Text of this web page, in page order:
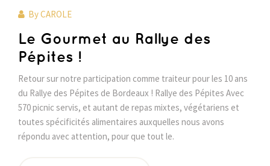
ByCAROLE
Le Gourmet au Rallye des
Pépites !
Retour sur notre participation comme traiteur pour les 10 ans
du Rallye des Pépites de Bordeaux ! Rallye des Pépites Avec
570 picnic servis, et autant de repas mixtes, végétariens et
toutes spécificités alimentaires auxquelles nous avons
répondu avec attention, pour que tout le.